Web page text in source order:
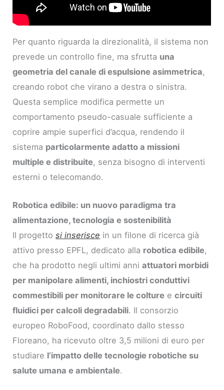
Per quanto riguarda la direzionalità, il sistema non
prevede un controllo fine, ma sfrutta una
geometria del canale di espulsione asimmetrica,
creando robot che virano a destra o sinistra.
Questa semplice modifica permette un
comportamento pseudo-casuale sufficiente a
coprire ampie superfici d’acqua, rendendo il
sistema particolarmente adatto a missioni
multiple e distribuite, senza bisogno di interventi
esterni o telecomando.
Robotica edibile: un nuovo paradigma tra
alimentazione, tecnologia e sostenibilità
Il progettosi inserisce in un filone di ricerca già
attivo presso EPFL, dedicato alla robotica edibile,
che ha prodotto negli ultimi anniattuatori morbidi
per manipolare alimenti, inchiostri conduttivi
commestibili per monitorare le colture ecircuiti
fluidici per calcoli degradabili. Il consorzio
europeo RoboFood, coordinato dallo stesso
Floreano, ha ricevuto oltre 3,5 milioni di euro per
studiare l’impatto delle tecnologie robotiche su
salute umana e ambientale.